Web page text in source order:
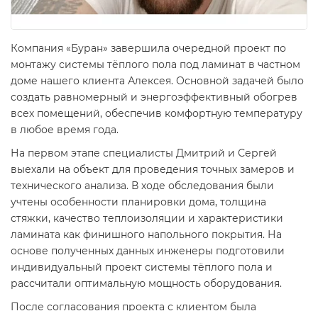
Компания «Буран» завершила очередной проект по
монтажу системы тёплого пола под ламинат в частном
доме нашего клиента Алексея. Основной задачей было
создать равномерный и энергоэффективный обогрев
всех помещений, обеспечив комфортную температуру
в любое время года.
На первом этапе специалисты Дмитрий и Сергей
выехали на объект для проведения точных замеров и
технического анализа. В ходе обследования были
учтены особенности планировки дома, толщина
стяжки, качество теплоизоляции и характеристики
ламината как финишного напольного покрытия. На
основе полученных данных инженеры подготовили
индивидуальный проект системы тёплого пола и
рассчитали оптимальную мощность оборудования.
После согласования проекта с клиентом была